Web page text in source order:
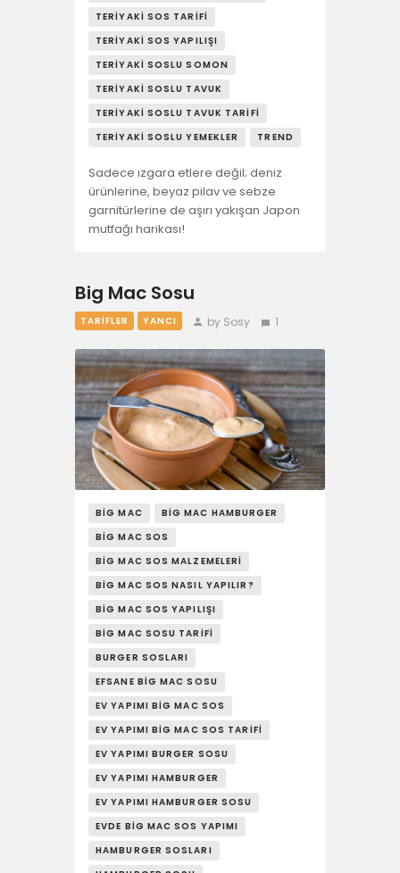
TERIYAKI SOS TARIFI
TERIYAKI SOS YAPILIŞI
TERIYAKI SOSLU SOMON
TERIYAKI SOSLU TAVUK
TERIYAKI SOSLU TAVUK TARIFI
TERIYAKI SOSLU YEMEKLER
TREND
Sadece ızgara etlere değil; deniz
ürünlerine, beyaz pilav ve sebze
garnitürlerine de aşırı yakışan Japon
mutfağı harikası!
Big Mac Sosu
TARIFLER YANCI by Sosy 1
BIG MAC
BIG MAC HAMBURGER
BIG MAC SOS
BIG MAC SOS MALZEMELERI
BIG MAC SOS NASIL YAPILIR?
BIG MAC SOS YAPILIŞI
BIG MAC SOSU TARIFI
BURGER SOSLARI
EFSANE BIG MAC SOSU
EV YAPIMI BIG MAC SOS
EV YAPIMI BIG MAC SOS TARIFI
EV YAPIMI BURGER SOSU
EV YAPIMI HAMBURGER
EV YAPIMI HAMBURGER SOSU
EVDE BIG MAC SOS YAPIMI
HAMBURGER SOSLARI